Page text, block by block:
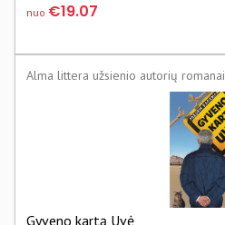
nuo €19.07
Alma littera užsienio autorių romanai
Gyveno kartą Uvė